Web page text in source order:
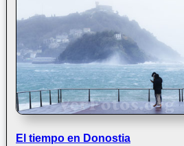
El tiempo en Donostia